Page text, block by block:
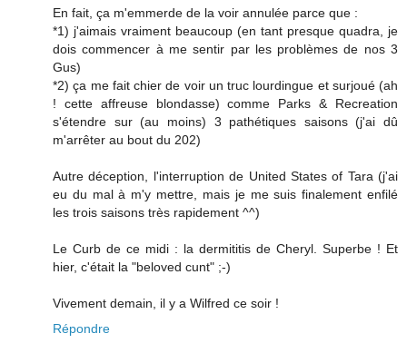
En fait, ça m'emmerde de la voir annulée parce que :
*1) j'aimais vraiment beaucoup (en tant presque quadra, je
dois commencer à me sentir par les problèmes de nos 3
Gus)
*2) ça me fait chier de voir un truc lourdingue et surjoué (ah
! cette affreuse blondasse) comme Parks & Recreation
s'étendre sur (au moins) 3 pathétiques saisons (j'ai dû
m'arrêter au bout du 202)
Autre déception, l'interruption de United States of Tara (j'ai
eu du mal à m'y mettre, mais je me suis finalement enfilé
les trois saisons très rapidement ^^)
Le Curb de ce midi : la dermititis de Cheryl. Superbe ! Et
hier, c'était la "beloved cunt" ;-)
Vivement demain, il y a Wilfred ce soir !
Répondre